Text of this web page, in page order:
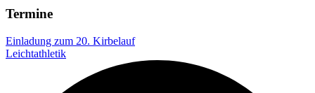
Termine
Einladung zum 20. Kirbelauf
Leichtathletik